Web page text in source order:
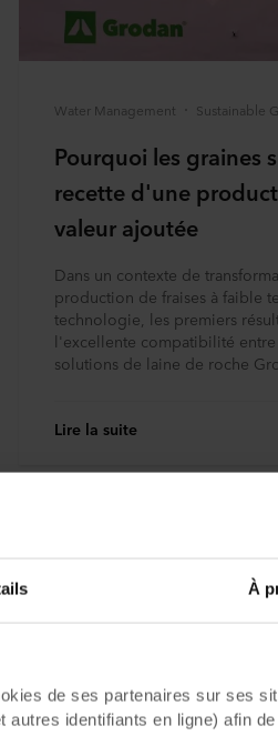
À
de ses partenaires sur ses
identifiants en ligne) afin
Water Management Sustainable
Pourquoi les graines
recette d'une
valeur ajoutée
Dans un contexte de
production de fraises à faible
technologie, les premiers
l'excellente compatibilité entre
solutions de laine de roche
Lire la suite